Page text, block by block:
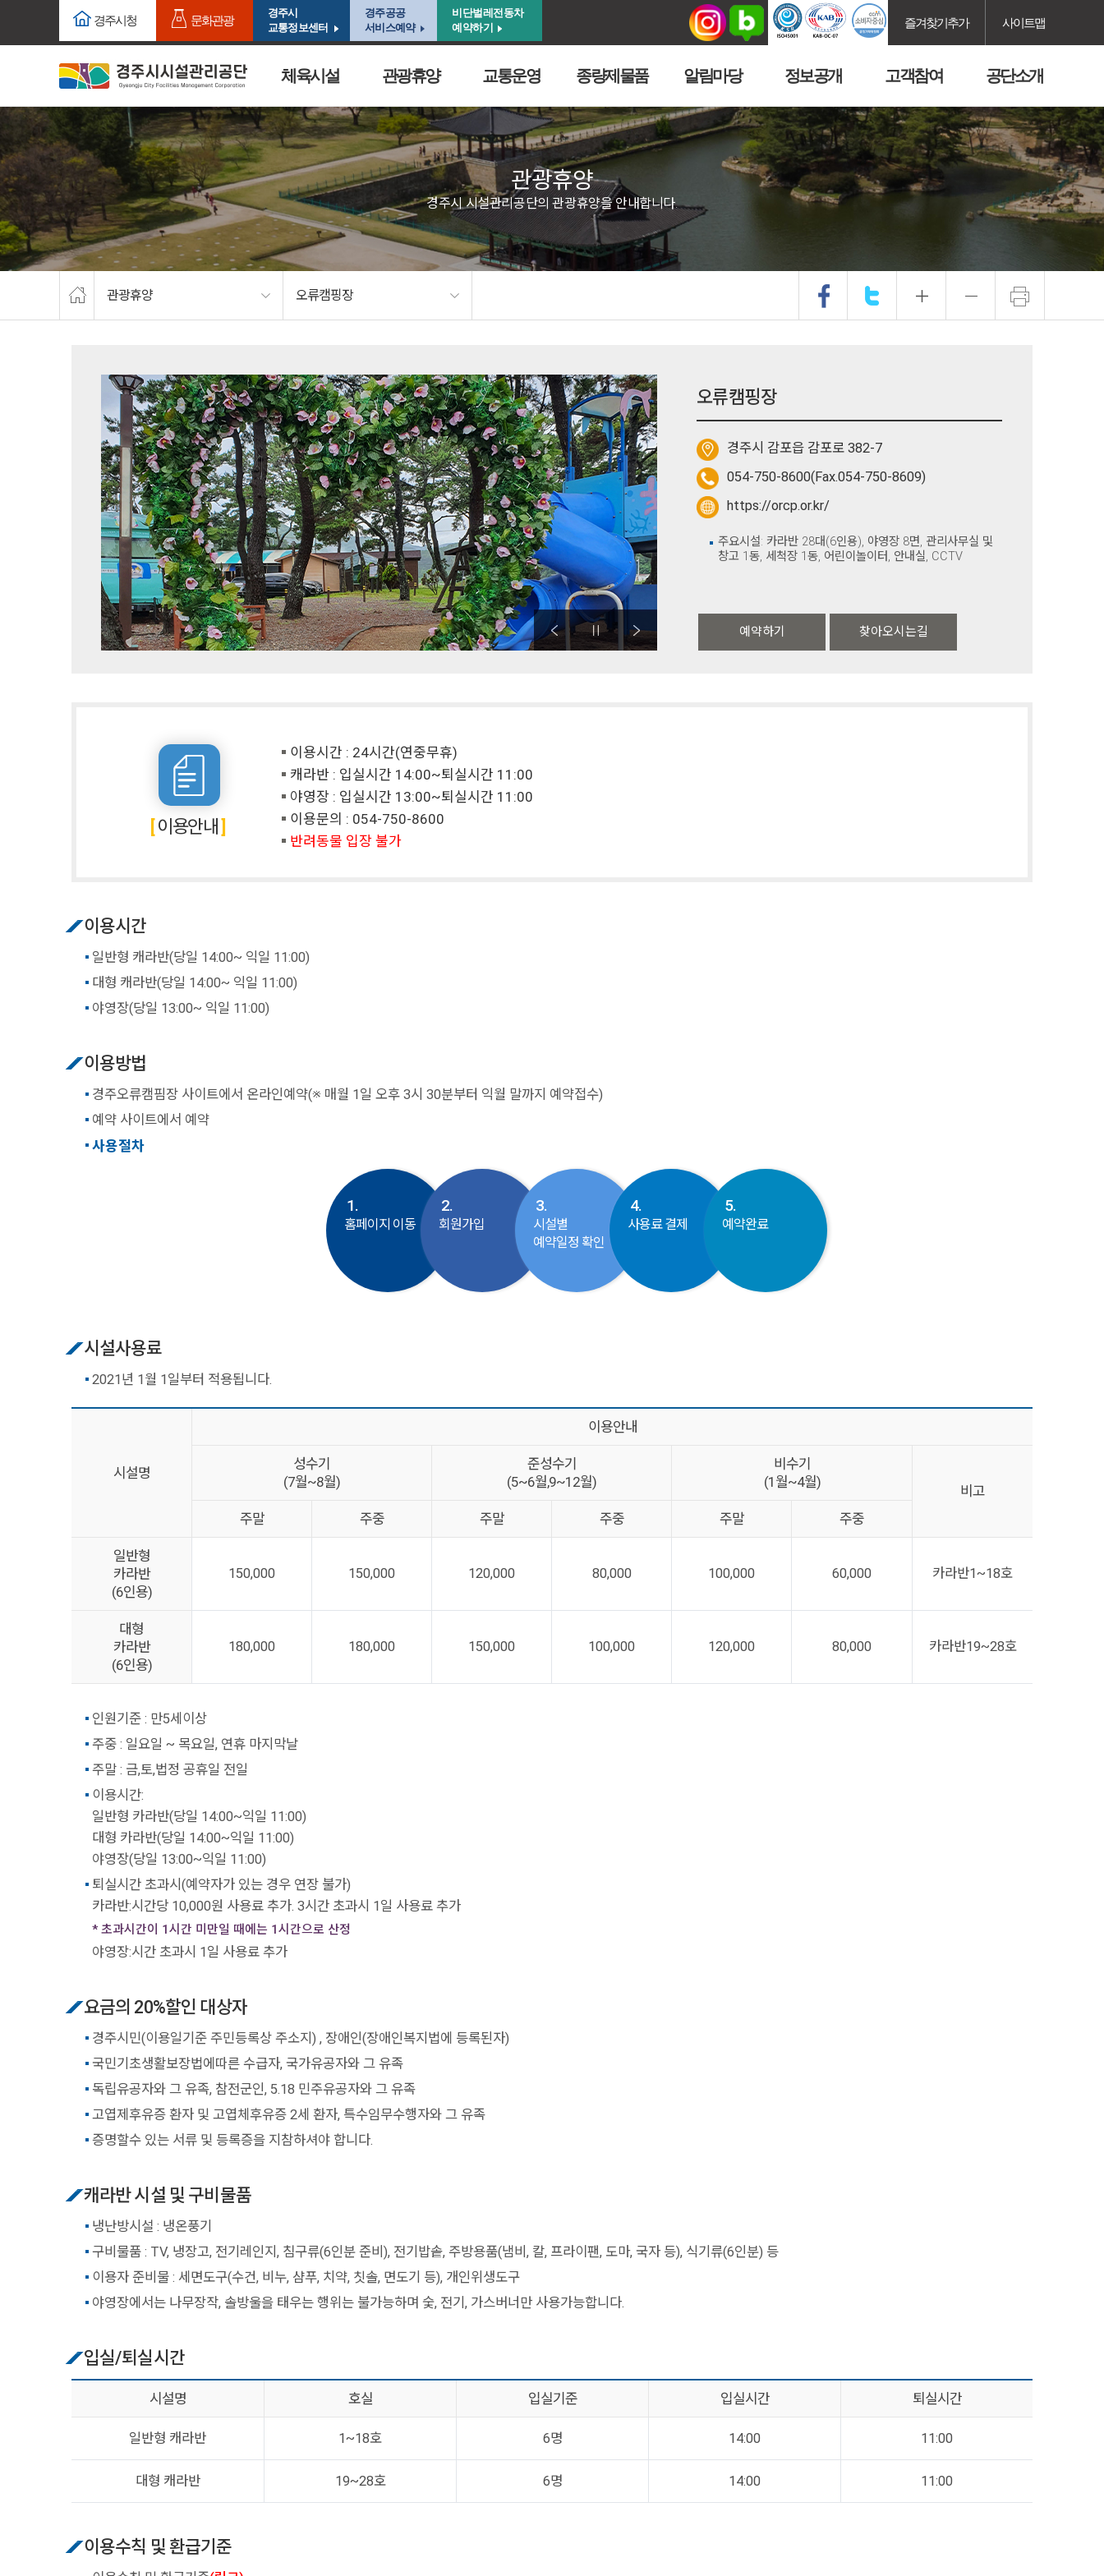
주요메뉴로 건너뛰기
경주시청 문화관광
경주시
교통정보센터
경주공공
서비스예약
비단벌레전동차
예약하기
즐겨찾기추가 사이트맵
체육시설 관광휴양 교통운영 종량제물품 알림마당 정보공개 고객참여 공단소개
관광휴양
경주시 시설관리공단의 관광휴양을 안내합니다.
관광휴양 오류캠핑장
오류캠핑장
경주시 감포읍 감포로 382-7
054-750-8600(Fax.054-750-8609)
https://orcp.or.kr/
예약하기 찾아오시는길
주요시설: 카라반 28대(6인용), 야영장 8면, 관리사무실 및
창고 1동, 세척장 1동, 어린이놀이터, 안내실, CCTV
이용안내
이용시간 : 24시간(연중무휴)
캐라반 : 입실시간 14:00~퇴실시간 11:00
야영장 : 입실시간 13:00~퇴실시간 11:00
이용문의 : 054-750-8600
반려동물 입장 불가
이용시간
일반형 캐라반(당일 14:00~ 익일 11:00)
대형 캐라반(당일 14:00~ 익일 11:00)
야영장(당일 13:00~ 익일 11:00)
이용방법
경주오류캠핌장 사이트에서 온라인예약(※ 매월 1일 오후 3시 30분부터 익월 말까지 예약접수)
예약 사이트에서 예약
사용절차
1.
홈페이지 이동
2.
회원가입
3.
시설별
예약일정 확인
4.
사용료 결제
5.
예약완료
시설사용료
2021년 1월 1일부터 적용됩니다.
시설명
이용안내
성수기
(7월~8월)
준성수기
(5~6월,9~12월)
비수기
(1월~4월)
비고
주말
주중 주말 주중 주말 주중
일반형
카라반
(6인용)
150,000 150,000 120,000 80,000 100,000 60,000 카라반1~18호
대형
카라반
(6인용)
180,000 180,000 150,000 100,000 120,000 80,000 카라반19~28호
인원기준 : 만5세이상
주중 : 일요일 ~ 목요일, 연휴 마지막날
주말 : 금,토,법정 공휴일 전일
이용시간:
일반형 카라반(당일 14:00~익일 11:00)
대형 카라반(당일 14:00~익일 11:00)
야영장(당일 13:00~익일 11:00)
퇴실시간 초과시(예약자가 있는 경우 연장 불가)
카라반:시간당 10,000원 사용료 추가. 3시간 초과시 1일 사용료 추가
* 초과시간이 1시간 미만일 때에는 1시간으로 산정
야영장:시간 초과시 1일 사용료 추가
요금의 20%할인 대상자
경주시민(이용일기준 주민등록상 주소지) , 장애인(장애인복지법에 등록된자)
국민기초생활보장법에따른 수급자, 국가유공자와 그 유족
독립유공자와 그 유족, 참전군인, 5.18 민주유공자와 그 유족
고엽제후유증 환자 및 고엽체후유증 2세 환자, 특수임무수행자와 그 유족
증명할수 있는 서류 및 등록증을 지참하셔야 합니다.
캐라반 시설 및 구비물품
냉난방시설 : 냉온풍기
구비물품 : TV, 냉장고, 전기레인지, 침구류(6인분 준비), 전기밥솥, 주방용품(냄비, 칼, 프라이팬, 도마, 국자 등), 식기류(6인분) 등
이용자 준비물 : 세면도구(수건, 비누, 샴푸, 치약, 칫솔, 면도기 등), 개인위생도구
야영장에서는 나무장작, 솔방울을 태우는 행위는 불가능하며 숯, 전기, 가스버너만 사용가능합니다.
입실/퇴실시간
시설명 호실 입실기준 입실시간 퇴실시간
일반형 캐라반 1~18호 6명 14:00 11:00
대형 캐라반 19~28호 6명 14:00 11:00
이용수칙 및 환급기준